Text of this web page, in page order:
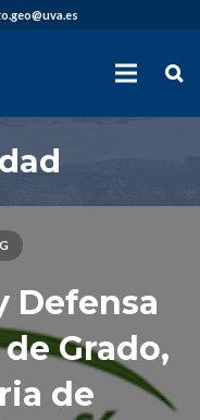
Defensa
Grado,
de